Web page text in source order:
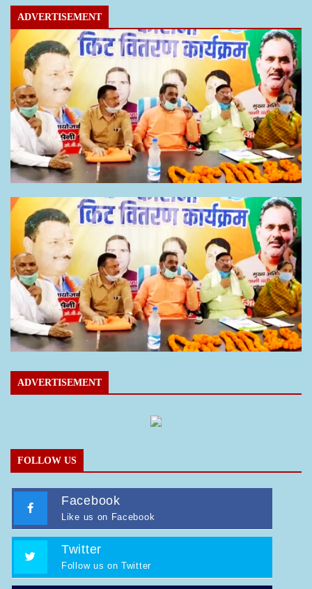
ADVERTISEMENT
ADVERTISEMENT
FOLLOW US
Facebook
Like us on Facebook
Twitter
Follow us on Twitter